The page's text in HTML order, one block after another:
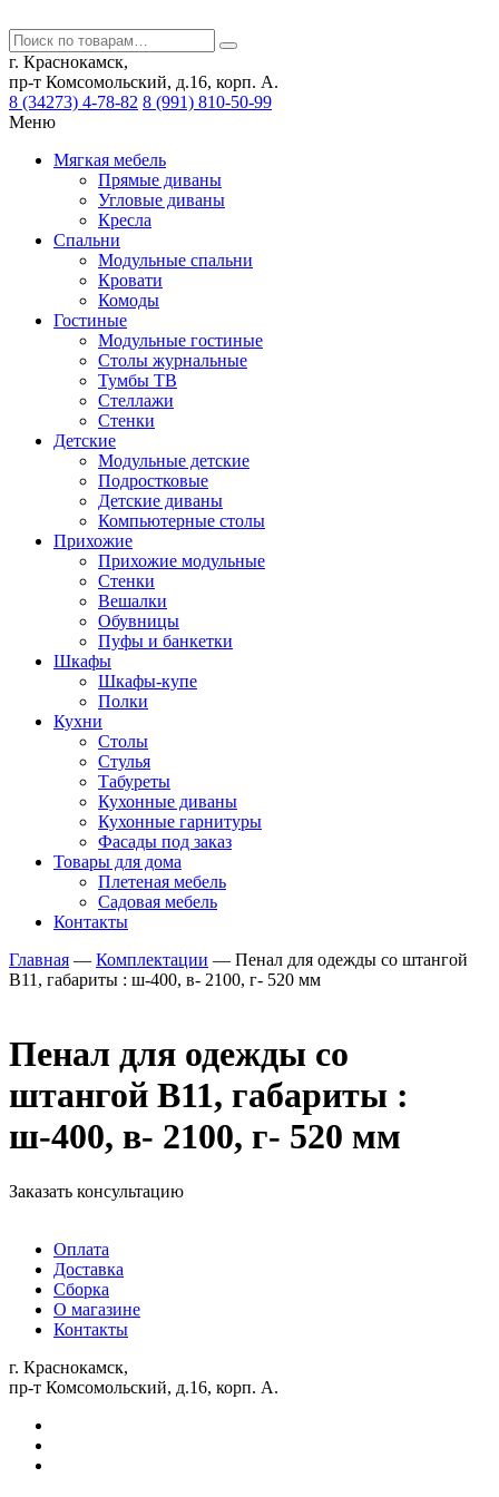
г. Краснокамск,
пр-т Комсомольский, д.16, корп. А.
8 (34273) 4-78-82 8 (991) 810-50-99
Меню
Мягкая мебель
Прямые диваны
Угловые диваны
Кресла
Спальни
Модульные спальни
Кровати
Комоды
Гостиные
Модульные гостиные
Столы журнальные
Тумбы ТВ
Стеллажи
Стенки
Детские
Модульные детские
Подростковые
Детские диваны
Компьютерные столы
Прихожие
Прихожие модульные
Стенки
Вешалки
Обувницы
Пуфы и банкетки
Шкафы
Шкафы-купе
Полки
Кухни
Столы
Стулья
Табуреты
Кухонные диваны
Кухонные гарнитуры
Фасады под заказ
Товары для дома
Плетеная мебель
Садовая мебель
Контакты
Главная — Комплектации — Пенал для одежды со штангой
В11, габариты : ш-400, в- 2100, г- 520 мм
Пенал для одежды со
штангой В11, габариты :
ш-400, в- 2100, г- 520 мм
Заказать консультацию
Оплата
Доставка
Сборка
О магазине
Контакты
г. Краснокамск,
пр-т Комсомольский, д.16, корп. А.